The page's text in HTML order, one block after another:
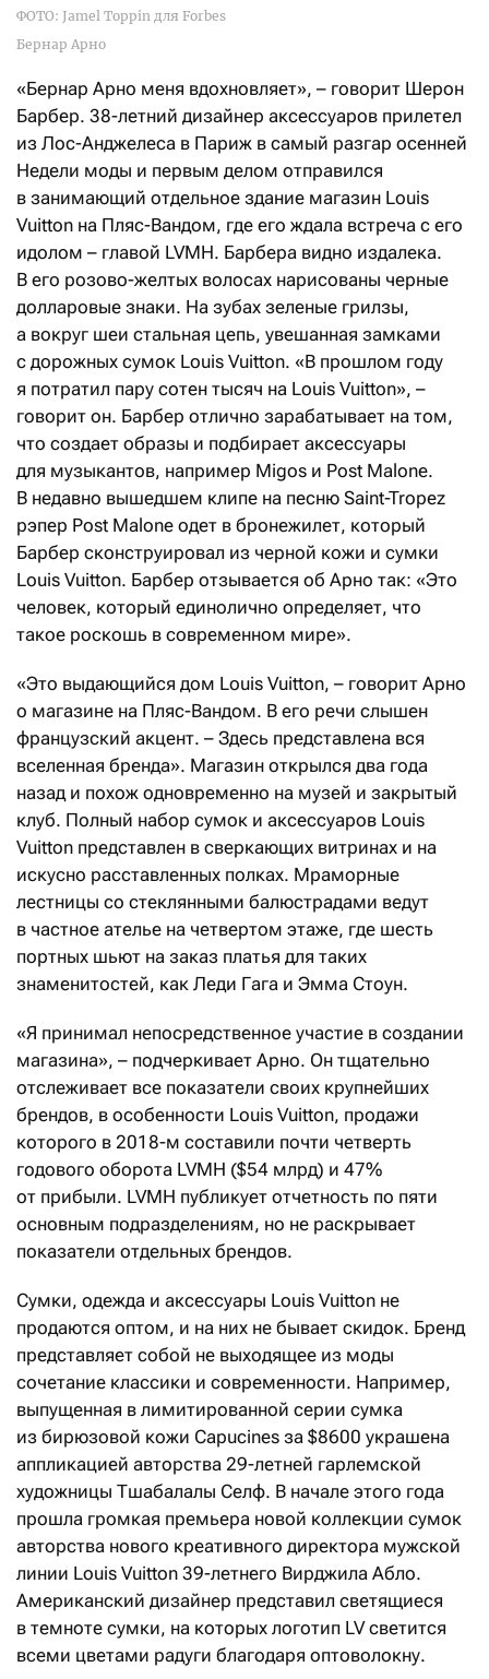
ФОТО: Jamel Toppin для Forbes
Бернар Арно
«Бернар Арно меня вдохновляет», – говорит Шерон
Барбер. 38-летний дизайнер аксессуаров прилетел
из Лос-Анджелеса в Париж в самый разгар осенней
Недели моды и первым делом отправился
в занимающий отдельное здание магазин Louis
Vuitton на Пляс-Вандом, где его ждала встреча с его
идолом – главой LVMH. Барбера видно издалека.
В его розово-желтых волосах нарисованы черные
долларовые знаки. На зубах зеленые грилзы,
а вокруг шеи стальная цепь, увешанная замками
с дорожных сумок Louis Vuitton. «В прошлом году
я потратил пару сотен тысяч на Louis Vuitton», –
говорит он. Барбер отлично зарабатывает на том,
что создает образы и подбирает аксессуары
для музыкантов, например Migos и Post Malone.
В недавно вышедшем клипе на песню Saint-Tropez
рэпер Post Malone одет в бронежилет, который
Барбер сконструировал из черной кожи и сумки
Louis Vuitton. Барбер отзывается об Арно так: «Это
человек, который единолично определяет, что
такое роскошь в современном мире».
«Это выдающийся дом Louis Vuitton, – говорит Арно
о магазине на Пляс-Вандом. В его речи слышен
французский акцент. – Здесь представлена вся
вселенная бренда». Магазин открылся два года
назад и похож одновременно на музей и закрытый
клуб. Полный набор сумок и аксессуаров Louis
Vuitton представлен в сверкающих витринах и на
искусно расставленных полках. Мраморные
лестницы со стеклянными балюстрадами ведут
в частное ателье на четвертом этаже, где шесть
портных шьют на заказ платья для таких
знаменитостей, как Леди Гага и Эмма Стоун.
«Я принимал непосредственное участие в создании
магазина», – подчеркивает Арно. Он тщательно
отслеживает все показатели своих крупнейших
брендов, в особенности Louis Vuitton, продажи
которого в 2018-м составили почти четверть
годового оборота LVMH ($54 млрд) и 47%
от прибыли. LVMH публикует отчетность по пяти
основным подразделениям, но не раскрывает
показатели отдельных брендов.
Сумки, одежда и аксессуары Louis Vuitton не
продаются оптом, и на них не бывает скидок. Бренд
представляет собой не выходящее из моды
сочетание классики и современности. Например,
выпущенная в лимитированной серии сумка
из бирюзовой кожи Capucines за $8600 украшена
аппликацией авторства 29-летней гарлемской
художницы Тшабалалы Селф. В начале этого года
прошла громкая премьера новой коллекции сумок
авторства нового креативного директора мужской
линии Louis Vuitton 39-летнего Вирджила Абло.
Американский дизайнер представил светящиеся
в темноте сумки, на которых логотип LV светится
всеми цветами радуги благодаря оптоволокну.